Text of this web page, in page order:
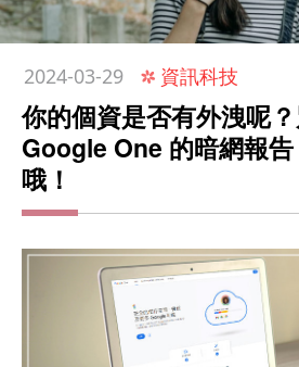
2024-03-29 資訊科技
你的個資是否有外洩呢
Google One 的暗網報告
哦！